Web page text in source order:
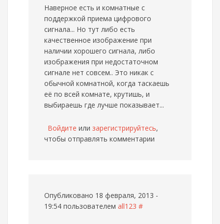
Наверное есть и комнатные с
поддержкой приема цифрового
сигнала... Но тут либо есть
качественное изображение при
наличии хорошего сигнала, либо
изображения при недостаточном
сигнале нет совсем.. Это никак с
обычной комнатной, когда таскаешь
её по всей комнате, крутишь, и
выбираешь где лучше показывает...
Войдите или зарегистрируйтесь,
чтобы отправлять комментарии
Опубликовано 18 февраля, 2013 -
19:54 пользователем all123 #